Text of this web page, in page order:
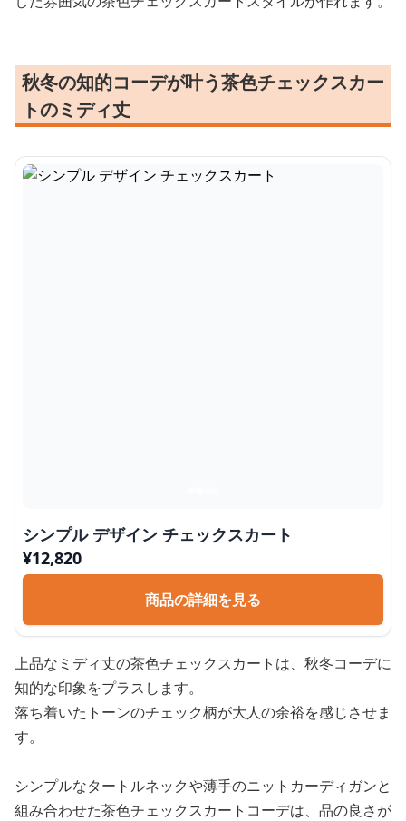
秋冬の知的コーデが叶う茶色チェックスカー
トのミディ丈
シンプル デザイン チェックスカート
¥12,820
商品の詳細を見る
上品なミディ丈の茶色チェックスカートは、秋冬コーデに
知的な印象をプラスします。
落ち着いたトーンのチェック柄が大人の余裕を感じさせま
す。
シンプルなタートルネックや薄手のニットカーディガンと
組み合わせた茶色チェックスカートコーデは、品の良さが